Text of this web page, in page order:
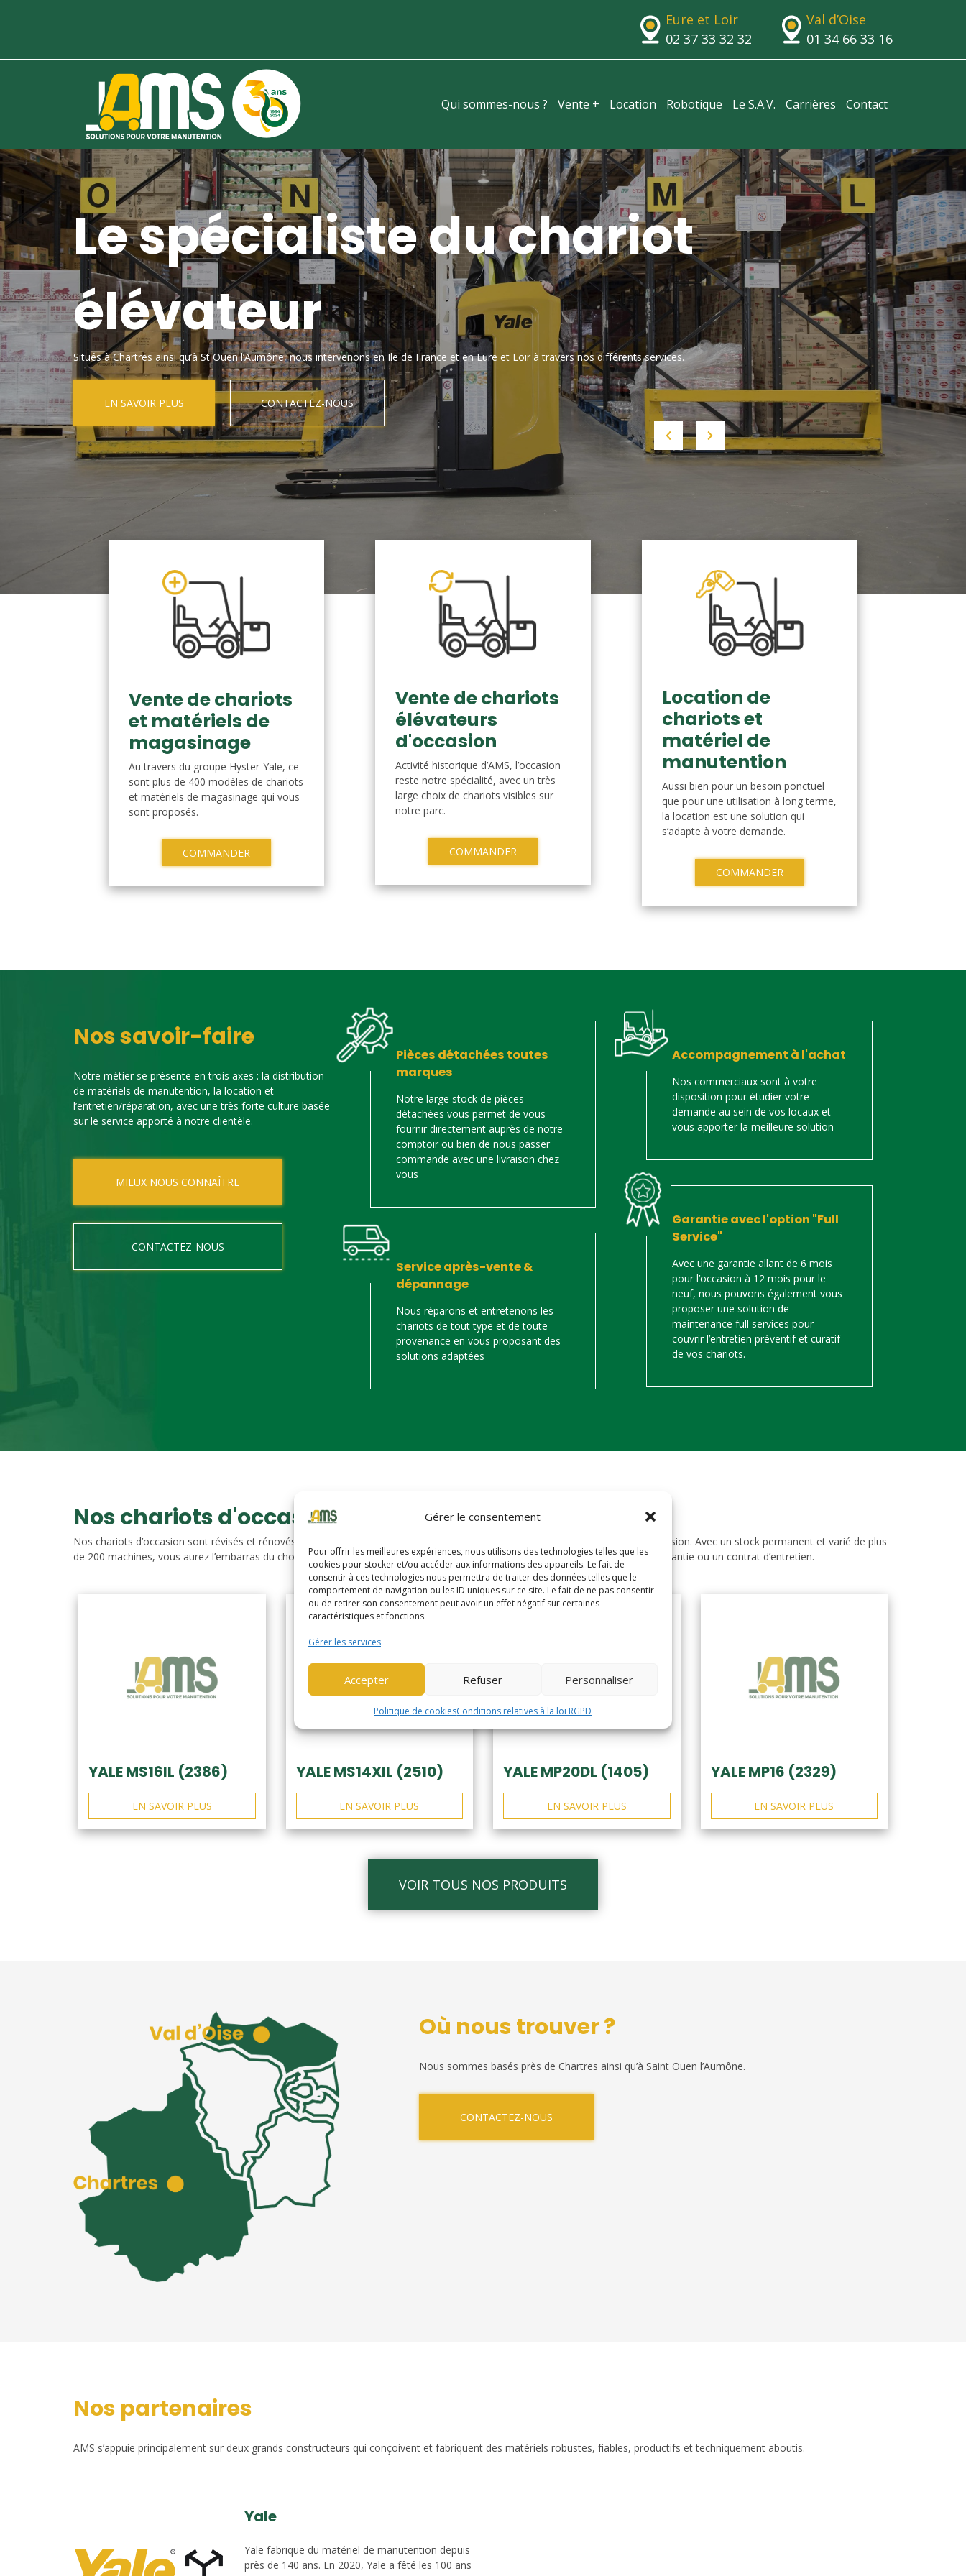
Gérer le consentement
Pour offrir les meilleures expériences, nous utilisons des technologies telles que les
cookies pour stocker et/ou accéder aux informations des appareils. Le fait de
consentir à ces technologies nous permettra de traiter des données telles que le
comportement de navigation ou les ID uniques sur ce site. Le fait de ne pas consentir
ou de retirer son consentement peut avoir un effet négatif sur certaines
caractéristiques et fonctions.
Gérer les services
Accepter Refuser Personnaliser
Politique de cookiesConditions relatives à la loi RGPD
Eure et Loir
02 37 33 32 32
Val d’Oise
01 34 66 33 16
Qui sommes-nous ? Vente + Location Robotique Le S.A.V. Carrières Contact
Le spécialiste du chariot
élévateur
Situés à Chartres ainsi qu’à St Ouen l’Aumône, nous intervenons en Ile de France et en Eure et Loir à travers nos différents services.
EN SAVOIR PLUS CONTACTEZ-NOUS
Vente de chariots
et matériels de
magasinage
Au travers du groupe Hyster-Yale, ce
sont plus de 400 modèles de chariots
et matériels de magasinage qui vous
sont proposés.
COMMANDER
Vente de chariots
élévateurs
d'occasion
Activité historique d’AMS, l’occasion
reste notre spécialité, avec un très
large choix de chariots visibles sur
notre parc.
COMMANDER
Location de
chariots et
matériel de
manutention
Aussi bien pour un besoin ponctuel
que pour une utilisation à long terme,
la location est une solution qui
s’adapte à votre demande.
COMMANDER
Nos savoir-faire
Notre métier se présente en trois axes : la distribution
de matériels de manutention, la location et
l’entretien/réparation, avec une très forte culture basée
sur le service apporté à notre clientèle.
MIEUX NOUS CONNAÎTRE
CONTACTEZ-NOUS
Pièces détachées toutes
marques
Notre large stock de pièces
détachées vous permet de vous
fournir directement auprès de notre
comptoir ou bien de nous passer
commande avec une livraison chez
vous
Service après-vente &
dépannage
Nous réparons et entretenons les
chariots de tout type et de toute
provenance en vous proposant des
solutions adaptées
Accompagnement à l'achat
Nos commerciaux sont à votre
disposition pour étudier votre
demande au sein de vos locaux et
vous apporter la meilleure solution
Garantie avec l'option "Full
Service"
Avec une garantie allant de 6 mois
pour l’occasion à 12 mois pour le
neuf, nous pouvons également vous
proposer une solution de
maintenance full services pour
couvrir l’entretien préventif et curatif
de vos chariots.
Nos chariots d'occasion
Nos chariots d’occasion sont révisés et rénovés. Vous trouverez ci-dessous notre catalogue de matériels de manutention d’occasion. Avec un stock permanent et varié de plus
de 200 machines, vous aurez l’embarras du choix. Nos chariots sont révisés, reconditionnés, repeints, prêts à partir avec une garantie ou un contrat d’entretien.
YALE MS16IL (2386)
EN SAVOIR PLUS
YALE MS14XIL (2510)
EN SAVOIR PLUS
YALE MP20DL (1405)
EN SAVOIR PLUS
YALE MP16 (2329)
EN SAVOIR PLUS
VOIR TOUS NOS PRODUITS
Où nous trouver ?
Nous sommes basés près de Chartres ainsi qu’à Saint Ouen l’Aumône.
CONTACTEZ-NOUS
Nos partenaires
AMS s’appuie principalement sur deux grands constructeurs qui conçoivent et fabriquent des matériels robustes, fiables, productifs et techniquement aboutis.
Yale
Yale fabrique du matériel de manutention depuis
près de 140 ans. En 2020, Yale a fêté les 100 ans